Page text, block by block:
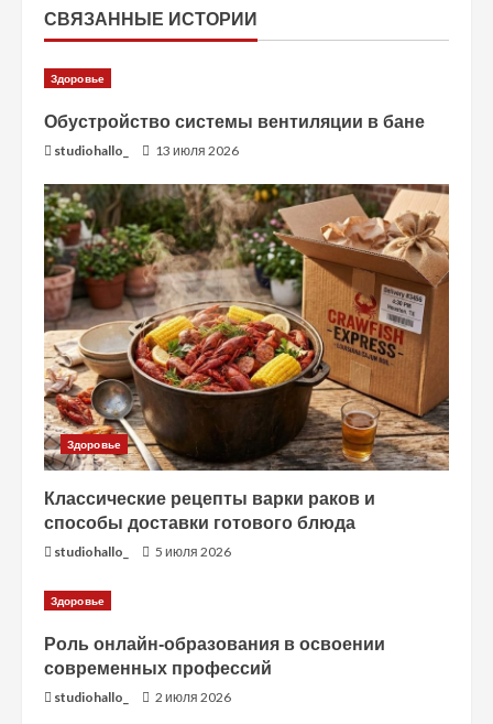
ь
ч
т
е
н
и
е
СВЯЗАННЫЕ ИСТОРИИ
Здоровье
Обустройство системы вентиляции в бане
studiohallo_ 13 июля 2026
Здоровье
Классические рецепты варки раков и
способы доставки готового блюда
studiohallo_ 5 июля 2026
Здоровье
Роль онлайн-образования в освоении
современных профессий
studiohallo_ 2 июля 2026